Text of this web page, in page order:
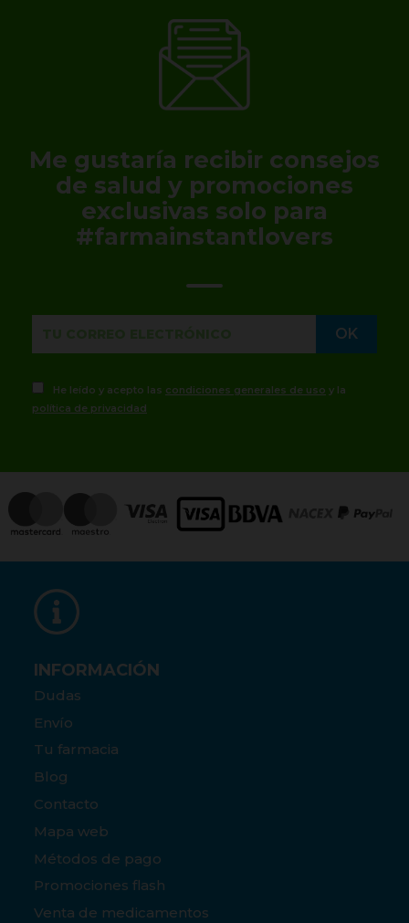
Me gustaría recibir consejos
de salud y promociones
exclusivas solo para
#farmainstantlovers
He leído y acepto las condiciones generales de uso y la
política de privacidad
INFORMACIÓN
Dudas
Envío
Tu farmacia
Blog
Contacto
Mapa web
Métodos de pago
Promociones flash
Venta de medicamentos